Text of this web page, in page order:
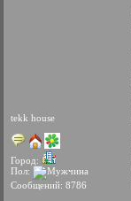
tekk house
Город:
Пол:
Сообщений: 8786